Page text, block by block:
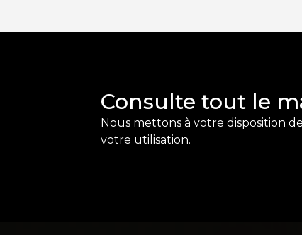
Consulte tout le
Nous mettons à votre disposition
votre utilisation.